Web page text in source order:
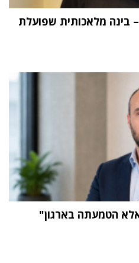
"העתיד הוא Physical AI – בינה מלאכותית שפועלת